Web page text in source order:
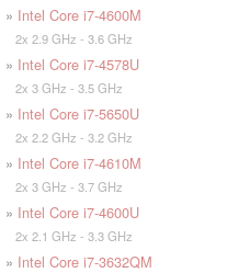
» Intel Core i7-4600M
2x 2.9 GHz - 3.6 GHz
» Intel Core i7-4578U
2x 3 GHz - 3.5 GHz
» Intel Core i7-5650U
2x 2.2 GHz - 3.2 GHz
» Intel Core i7-4610M
2x 3 GHz - 3.7 GHz
» Intel Core i7-4600U
2x 2.1 GHz - 3.3 GHz
» Intel Core i7-3632QM